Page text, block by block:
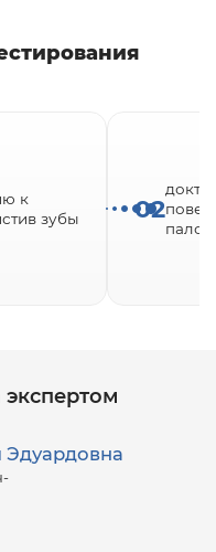
жизни в целом
к
зубы
02
Эдуардовна